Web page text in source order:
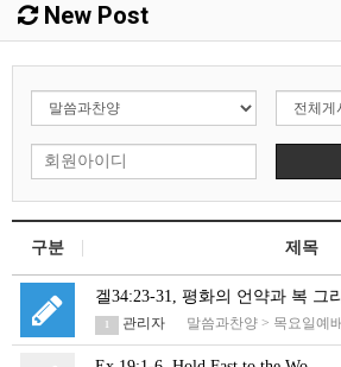
New Post
구분 제목
겔34:23-31, 평화의 언약과 복 그
관리자 말씀과찬양 > 목요일예